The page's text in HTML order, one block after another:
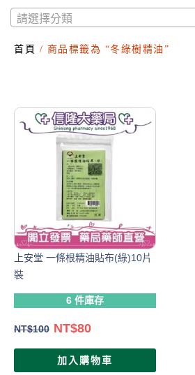
請選擇分類
首頁 / 商品標籤為 “冬綠樹精油”
上安堂 一條根精油貼布(綠)10片
裝
6 件庫存
NT$100 NT$80
加入購物車